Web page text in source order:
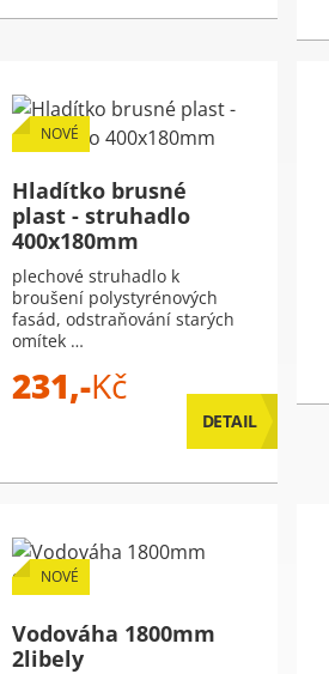
NOVÉ
Hladítko brusné
plast - struhadlo
400x180mm
plechové struhadlo k
broušení polystyrénových
fasád, odstraňování starých
omítek …
231,-Kč
DETAIL
NOVÉ
Vodováha 1800mm
2libely